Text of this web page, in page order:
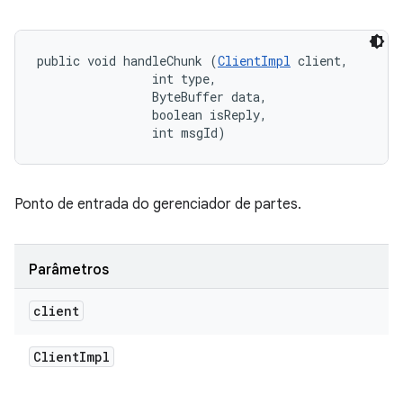
public void handleChunk (ClientImpl client,
                int type,
                ByteBuffer data,
                boolean isReply,
                int msgId)
Ponto de entrada do gerenciador de partes.
Parâmetros
client
ClientImpl